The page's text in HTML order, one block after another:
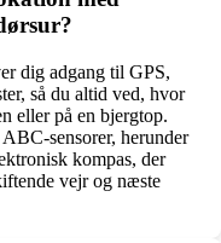
dig adgang til GPS,
så du altid ved, hvor
eller på en bjergtop.
sensorer, herunder
kompas, der
vejr og næste